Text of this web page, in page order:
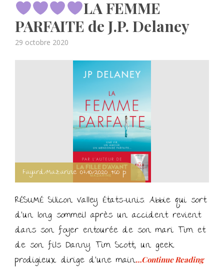
LA FEMME
PARFAITE de J.P. Delaney
Posted
29 octobre 2020
Fayard/Mazarine 07/10/2020 460 p.
RÉSUMÉ Silicon Valley. États-Unis. Abbie qui sort
d’un long sommeil après un accident revient
dans son foyer entourée de son mari Tim et
de son fils Danny. Tim Scott, un geek
prodigieux dirige d’une main…Continue Reading